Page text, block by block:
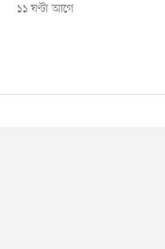
১১ ঘণ্টা আগে